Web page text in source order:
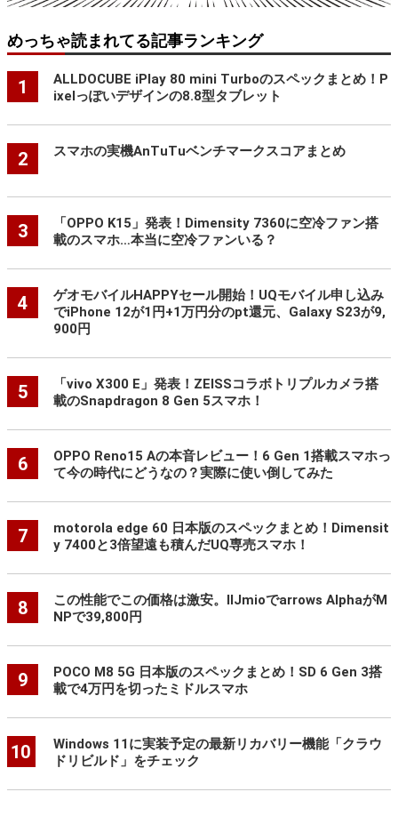
めっちゃ読まれてる記事ランキング
1
ALLDOCUBE iPlay 80 mini Turboのスペックまとめ！P
ixelっぽいデザインの8.8型タブレット
2 スマホの実機AnTuTuベンチマークスコアまとめ
3
「OPPO K15」発表！Dimensity 7360に空冷ファン搭
載のスマホ…本当に空冷ファンいる？
4
ゲオモバイルHAPPYセール開始！UQモバイル申し込み
でiPhone 12が1円+1万円分のpt還元、Galaxy S23が9,
900円
5
「vivo X300 E」発表！ZEISSコラボトリプルカメラ搭
載のSnapdragon 8 Gen 5スマホ！
6
OPPO Reno15 Aの本音レビュー！6 Gen 1搭載スマホっ
て今の時代にどうなの？実際に使い倒してみた
7
motorola edge 60 日本版のスペックまとめ！Dimensit
y 7400と3倍望遠も積んだUQ専売スマホ！
8
この性能でこの価格は激安。IIJmioでarrows AlphaがM
NPで39,800円
9
POCO M8 5G 日本版のスペックまとめ！SD 6 Gen 3搭
載で4万円を切ったミドルスマホ
10
Windows 11に実装予定の最新リカバリー機能「クラウ
ドリビルド」をチェック